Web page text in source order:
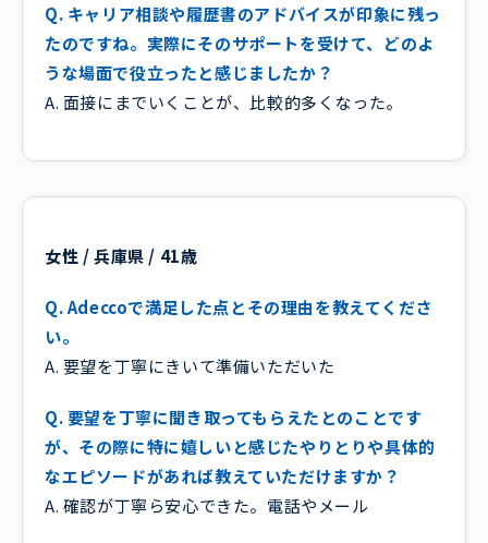
Q. キャリア相談や履歴書のアドバイスが印象に残っ
たのですね。実際にそのサポートを受けて、どのよ
うな場面で役立ったと感じましたか？
A. 面接にまでいくことが、比較的多くなった。
女性 / 兵庫県 / 41歳
Q. Adeccoで満足した点とその理由を教えてくださ
い。
A. 要望を丁寧にきいて準備いただいた
Q. 要望を丁寧に聞き取ってもらえたとのことです
が、その際に特に嬉しいと感じたやりとりや具体的
なエピソードがあれば教えていただけますか？
A. 確認が丁寧ら安心できた。電話やメール